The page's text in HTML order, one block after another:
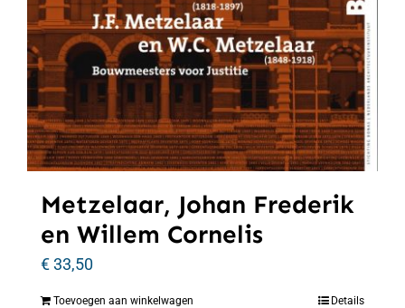
Metzelaar, Johan Frederik
en Willem Cornelis
€33,50
Toevoegen aan winkelwagen Details